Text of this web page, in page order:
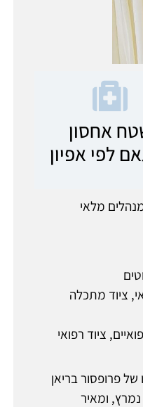
אחסון
לפי אפיון
מלאי
ציוד מתכלה
ציוד רפואי
פרופסור בריאן
ומאיר